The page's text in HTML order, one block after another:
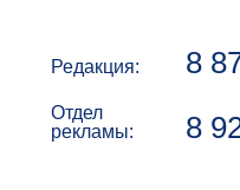
Редакция: 8
Отдел
рекламы:
8